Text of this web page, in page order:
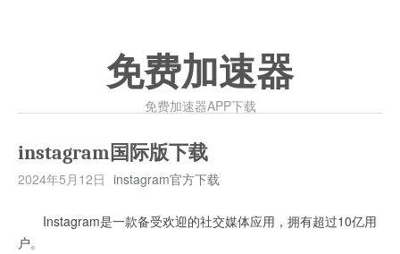
免费加速器
免费加速器APP下载
instagram国际版下载
2024年5月12日 instagram官方下载
Instagram是一款备受欢迎的社交媒体应用，拥有超过10亿用
户。